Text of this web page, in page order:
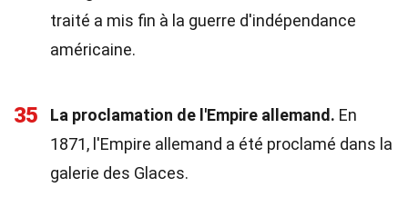
traité a mis fin à la guerre d'indépendance
américaine.
35 La proclamation de l'Empire allemand. En
1871, l'Empire allemand a été proclamé dans la
galerie des Glaces.